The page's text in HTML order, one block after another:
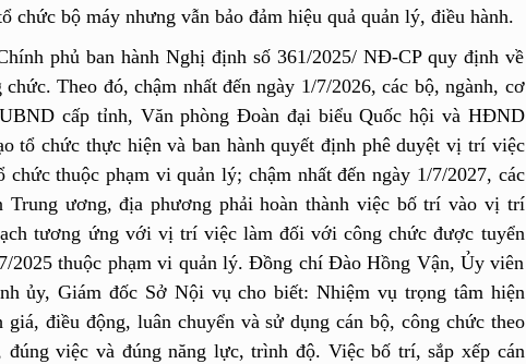
chức bộ máy nhưng vẫn bảo đảm hiệu quả quản lý, điều hành.
phủ ban hành Nghị định số 361/2025/ NĐ-CP quy định về
Theo đó, chậm nhất đến ngày 1/7/2026, các bộ, ngành, cơ
cấp tỉnh, Văn phòng Đoàn đại biểu Quốc hội và HĐND
tổ chức thực hiện và ban hành quyết định phê duyệt vị trí việc
chức thuộc phạm vi quản lý; chậm nhất đến ngày 1/7/2027, các
Trung ương, địa phương phải hoàn thành việc bố trí vào vị trí
tương ứng với vị trí việc làm đối với công chức được tuyển
2025 thuộc phạm vi quản lý. Đồng chí Đào Hồng Vận, Ủy viên
ủy, Giám đốc Sở Nội vụ cho biết: Nhiệm vụ trọng tâm hiện
giá, điều động, luân chuyển và sử dụng cán bộ, công chức theo
đúng việc và đúng năng lực, trình độ. Việc bố trí, sắp xếp cán